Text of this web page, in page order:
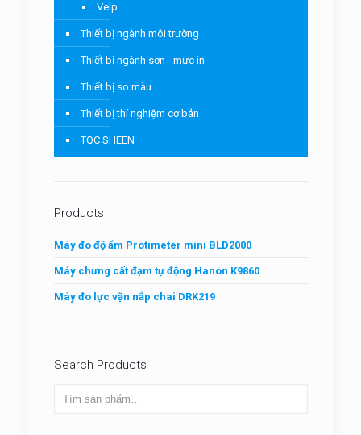
Velp
Thiết bị ngành môi trường
Thiết bị ngành sơn - mực in
Thiết bị so màu
Thiết bị thí nghiệm cơ bản
TQC SHEEN
Products
Máy đo độ ẩm Protimeter mini BLD2000
Máy chưng cất đạm tự động Hanon K9860
Máy đo lực vặn nắp chai DRK219
Search Products